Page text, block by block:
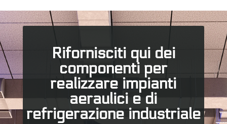
Rifornisciti qui dei
componenti per
realizzare impianti
aeraulici e di
refrigerazione industriale